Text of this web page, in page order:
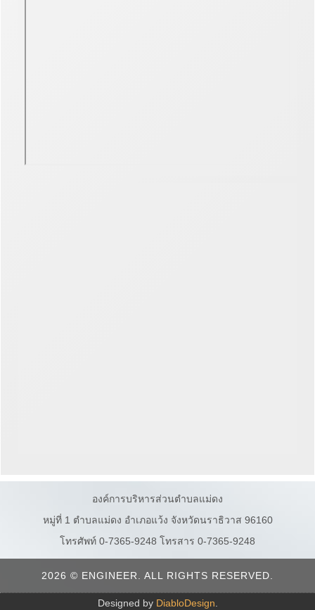
องค์การบริหารส่วนตำบลแม่ดง
หมู่ที่ 1 ตำบลแม่ดง อำเภอแว้ง จังหวัดนราธิวาส 96160
โทรศัพท์ 0-7365-9248 โทรสาร 0-7365-9248
2026 © ENGINEER. ALL RIGHTS RESERVED.
Designed by DiabloDesign